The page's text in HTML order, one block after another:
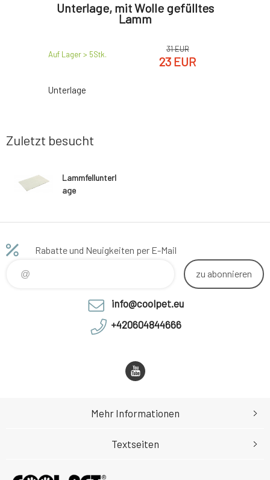
Unterlage, mit Wolle gefülltes
Lamm
Auf Lager > 5Stk.
31 EUR
23 EUR
Unterlage
Zuletzt besucht
Lammfellunterl
age
Rabatte und Neuigkeiten per E-Mail
zu abonnieren
info@coolpet.eu
+420604844666
Mehr Informationen
Textseiten